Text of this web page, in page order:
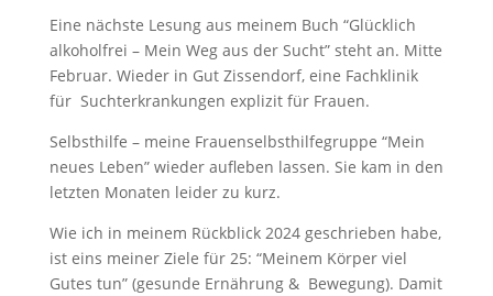
Eine nächste Lesung aus meinem Buch “Glücklich
alkoholfrei – Mein Weg aus der Sucht” steht an. Mitte
Februar. Wieder in Gut Zissendorf, eine Fachklinik
für Suchterkrankungen explizit für Frauen.
Selbsthilfe – meine Frauenselbsthilfegruppe “Mein
neues Leben” wieder aufleben lassen. Sie kam in den
letzten Monaten leider zu kurz.
Wie ich in meinem Rückblick 2024 geschrieben habe,
ist eins meiner Ziele für 25: “Meinem Körper viel
Gutes tun” (gesunde Ernährung & Bewegung). Damit